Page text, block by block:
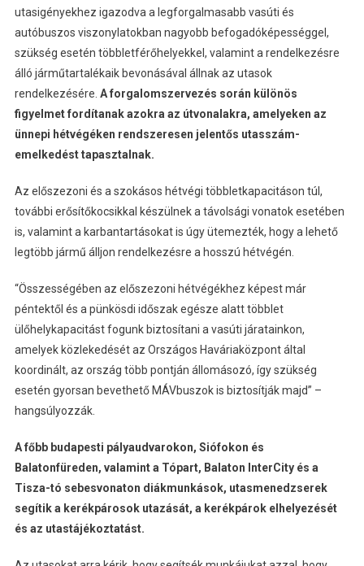
utasigényekhez igazodva a legforgalmasabb vasúti és
autóbuszos viszonylatokban nagyobb befogadóképességgel,
szükség esetén többletférőhelyekkel, valamint a rendelkezésre
álló járműtartalékaik bevonásával állnak az utasok
rendelkezésére. A forgalomszervezés során különös
figyelmet fordítanak azokra az útvonalakra, amelyeken az
ünnepi hétvégéken rendszeresen jelentős utasszám-
emelkedést tapasztalnak.
Az előszezoni és a szokásos hétvégi többletkapacitáson túl,
további erősítőkocsikkal készülnek a távolsági vonatok esetében
is, valamint a karbantartásokat is úgy ütemezték, hogy a lehető
legtöbb jármű álljon rendelkezésre a hosszú hétvégén.
“Összességében az előszezoni hétvégékhez képest már
péntektől és a pünkösdi időszak egésze alatt többlet
ülőhelykapacitást fogunk biztosítani a vasúti járatainkon,
amelyek közlekedését az Országos Haváriaközpont által
koordinált, az ország több pontján állomásozó, így szükség
esetén gyorsan bevethető MÁVbuszok is biztosítják majd” –
hangsúlyozzák.
A főbb budapesti pályaudvarokon, Siófokon és
Balatonfüreden, valamint a Tópart, Balaton InterCity és a
Tisza-tó sebesvonaton diákmunkások, utasmenedzserek
segítik a kerékpárosok utazását, a kerékpárok elhelyezését
és az utastájékoztatást.